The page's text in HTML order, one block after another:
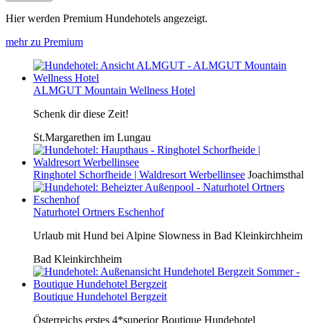
Hier werden Premium Hundehotels angezeigt.
mehr zu Premium
ALMGUT Mountain Wellness Hotel
Schenk dir diese Zeit!
St.Margarethen im Lungau
Ringhotel Schorfheide | Waldresort Werbellinsee Joachimsthal
Naturhotel Ortners Eschenhof
Urlaub mit Hund bei Alpine Slowness in Bad Kleinkirchheim
Bad Kleinkirchheim
Boutique Hundehotel Bergzeit
Österreichs erstes 4*superior Boutique Hundehotel